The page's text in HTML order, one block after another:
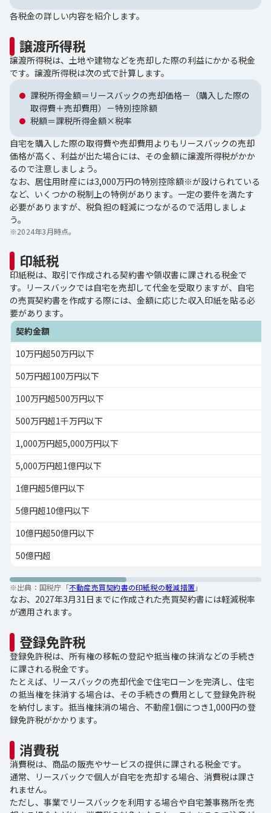
各税金の詳しい内容を紹介します。
譲渡所得税
譲渡所得税は、土地や建物などを売却した際の利益にかかる税金
です。譲渡所得税は次の式で計算します。
課税所得金額＝リースバックの売却価格－（購入した際の
取得費＋売却費用）－特別控除額
税額＝課税所得金額×税率
自宅を購入した際の取得費や売却費用よりもリースバックの売却
価格が高く、利益が出た場合には、その金額に譲渡所得税がかか
るので注意しましょう。
なお、居住用財産には3,000万円の特別控除額※が設けられている
など、いくつかの税制上の特例があります。一定の要件を満たす
必要がありますが、税負担の軽減につながるので活用しましょ
う。
※2024年3月時点。
印紙税
印紙税は、取引で作成される契約書や領収書に課される税金で
す。リースバックでは自宅を売却して代金を受取りますが、自宅
の売買契約書を作成する際には、金額に応じた収入印紙を貼る必
要があります。
契約金額
10万円超50万円以下
50万円超100万円以下
100万円超500万円以下
500万円超1千万円以下
1,000万円超5,000万円以下
5,000万円超1億円以下
1億円超5億円以下
5億円超10億円以下
10億円超50億円以下
50億円超
※出典： 国税庁「不動産売買契約書の印紙税の軽減措置 」
なお、2027年3月31日までに作成された売買契約書には軽減税率
が適用されます。
登録免許税
登録免許税は、所有権の移転の登記や抵当権の抹消などの手続き
に課される税金です。
たとえば、リースバックの売却代金で住宅ローンを完済し、住宅
の抵当権を抹消する場合は、その手続きの費用として登録免許税
を納付します。抵当権抹消の場合、不動産1個につき1,000円の登
録免許税がかかります。
消費税
消費税は、商品の販売やサービスの提供に課される税金です。
通常、リースバックで個人が自宅を売却する場合、消費税は課さ
れません。
ただし、事業でリースバックを利用する場合や自宅兼事務所を売